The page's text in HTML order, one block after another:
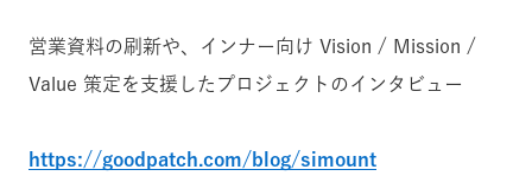
営業資料の刷新や、インナー向け Vision / Mission /
Value 策定を支援したプロジェクトのインタビュー
https://goodpatch.com/blog/simount